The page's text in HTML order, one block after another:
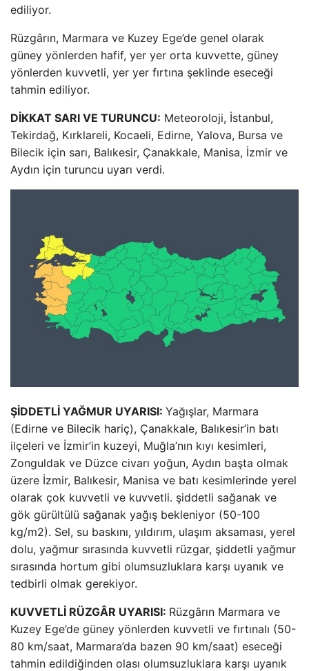
ediliyor.
Rüzgârın, Marmara ve Kuzey Ege’de genel olarak
güney yönlerden hafif, yer yer orta kuvvette, güney
yönlerden kuvvetli, yer yer fırtına şeklinde eseceği
tahmin ediliyor.
DİKKAT SARI VE TURUNCU: Meteoroloji, İstanbul,
Tekirdağ, Kırklareli, Kocaeli, Edirne, Yalova, Bursa ve
Bilecik için sarı, Balıkesir, Çanakkale, Manisa, İzmir ve
Aydın için turuncu uyarı verdi.
ŞİDDETLİ YAĞMUR UYARISI: Yağışlar, Marmara
(Edirne ve Bilecik hariç), Çanakkale, Balıkesir’in batı
ilçeleri ve İzmir’in kuzeyi, Muğla’nın kıyı kesimleri,
Zonguldak ve Düzce civarı yoğun, Aydın başta olmak
üzere İzmir, Balıkesir, Manisa ve batı kesimlerinde yerel
olarak çok kuvvetli ve kuvvetli. şiddetli sağanak ve
gök gürültülü sağanak yağış bekleniyor (50-100
kg/m2). Sel, su baskını, yıldırım, ulaşım aksaması, yerel
dolu, yağmur sırasında kuvvetli rüzgar, şiddetli yağmur
sırasında hortum gibi olumsuzluklara karşı uyanık ve
tedbirli olmak gerekiyor.
KUVVETLİ RÜZGÂR UYARISI: Rüzgârın Marmara ve
Kuzey Ege’de güney yönlerden kuvvetli ve fırtınalı (50-
80 km/saat, Marmara’da bazen 90 km/saat) eseceği
tahmin edildiğinden olası olumsuzluklara karşı uyanık